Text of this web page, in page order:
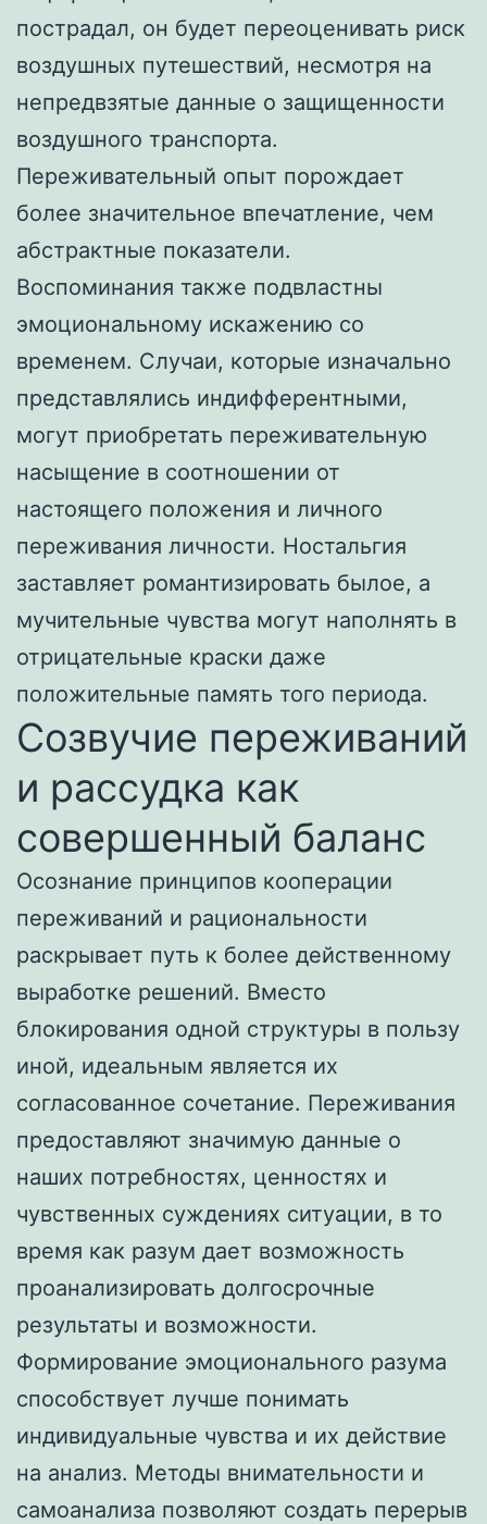
пострадал, он будет переоценивать риск
воздушных путешествий, несмотря на
непредвзятые данные о защищенности
воздушного транспорта.
Переживательный опыт порождает
более значительное впечатление, чем
абстрактные показатели.
Воспоминания также подвластны
эмоциональному искажению со
временем. Случаи, которые изначально
представлялись индифферентными,
могут приобретать переживательную
насыщение в соотношении от
настоящего положения и личного
переживания личности. Ностальгия
заставляет романтизировать былое, а
мучительные чувства могут наполнять в
отрицательные краски даже
положительные память того периода.
Созвучие переживаний
и рассудка как
совершенный баланс
Осознание принципов кооперации
переживаний и рациональности
раскрывает путь к более действенному
выработке решений. Вместо
блокирования одной структуры в пользу
иной, идеальным является их
согласованное сочетание. Переживания
предоставляют значимую данные о
наших потребностях, ценностях и
чувственных суждениях ситуации, в то
время как разум дает возможность
проанализировать долгосрочные
результаты и возможности.
Формирование эмоционального разума
способствует лучше понимать
индивидуальные чувства и их действие
на анализ. Методы внимательности и
самоанализа позволяют создать перерыв